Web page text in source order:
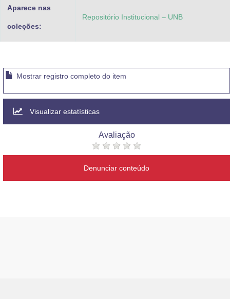
Aparece nas
coleções:
Repositório Institucional – UNB
Mostrar registro completo do item
Visualizar estatísticas
Avaliação
Denunciar conteúdo